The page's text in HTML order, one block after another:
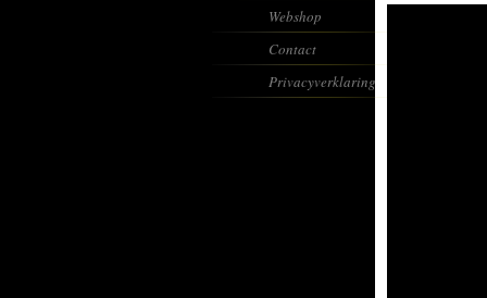
Webshop
Contact
Privacyverklaring